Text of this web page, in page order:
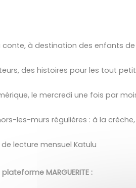
conte, à destination des enfants
des histoires pour les tout
le mercredi une fois par
les-murs régulières : à la crèche,
lecture mensuel Katulu
plateforme MARGUERITE :